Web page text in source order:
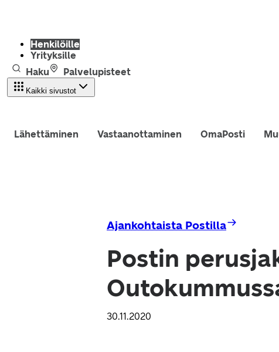
Henkilöille
Yrityksille
Haku
Palvelupisteet
Kaikki sivustot
Lähettäminen Vastaanottaminen OmaPosti
Ajankohtaista Postilla
Postin
30.11.2020